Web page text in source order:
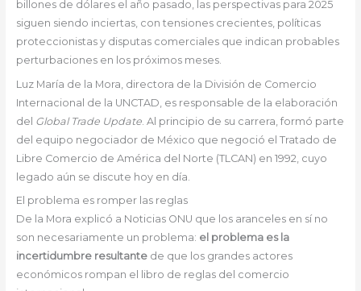
billones de dólares el año pasado, las perspectivas para 2025
siguen siendo inciertas, con tensiones crecientes, políticas
proteccionistas y disputas comerciales que indican probables
perturbaciones en los próximos meses.
Luz María de la Mora, directora de la División de Comercio
Internacional de la UNCTAD, es responsable de la elaboración
del Global Trade Update. Al principio de su carrera, formó parte
del equipo negociador de México que negoció el Tratado de
Libre Comercio de América del Norte (TLCAN) en 1992, cuyo
legado aún se discute hoy en día.
El problema es romper las reglas
De la Mora explicó a Noticias ONU que los aranceles en sí no
son necesariamente un problema: el problema es la
incertidumbre resultantede que los grandes actores
económicos rompan el libro de reglas del comercio